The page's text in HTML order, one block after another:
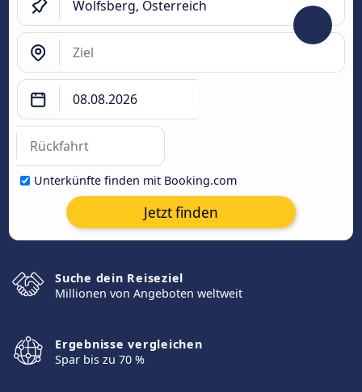
Unterkünfte finden mit Booking.com
Jetzt finden
Suche dein Reiseziel
Millionen von Angeboten weltweit
Ergebnisse vergleichen
Spar bis zu 70 %